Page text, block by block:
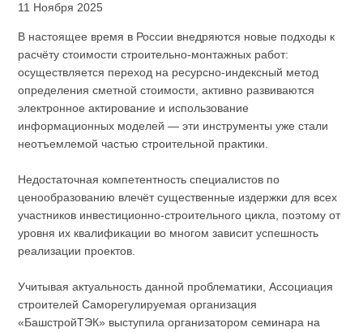
11 Ноября 2025
В настоящее время в России внедряются новые подходы к
расчёту стоимости строительно-монтажных работ:
осуществляется переход на ресурсно-индексный метод
определения сметной стоимости, активно развиваются
электронное актирование и использование
информационных моделей — эти инструменты уже стали
неотъемлемой частью строительной практики.
Недостаточная компетентность специалистов по
ценообразованию влечёт существенные издержки для всех
участников инвестиционно-строительного цикла, поэтому от
уровня их квалификации во многом зависит успешность
реализации проектов.
Учитывая актуальность данной проблематики, Ассоциация
строителей Саморегулируемая организация
«БашстройТЭК» выступила организатором семинара на